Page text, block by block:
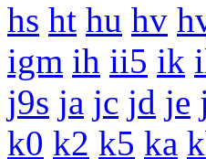
hs ht hu hv
igm ih ii5 ik
j9s ja jc jd je
k0 k2 k5 ka